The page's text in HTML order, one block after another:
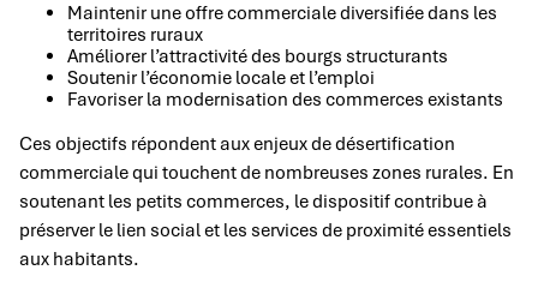
Maintenir une offre commerciale diversifiée dans les
territoires ruraux
Améliorer l’attractivité des bourgs structurants
Soutenir l’économie locale et l’emploi
Favoriser la modernisation des commerces existants
Ces objectifs répondent aux enjeux de désertification
commerciale qui touchent de nombreuses zones rurales. En
soutenant les petits commerces, le dispositif contribue à
préserver le lien social et les services de proximité essentiels
aux habitants.